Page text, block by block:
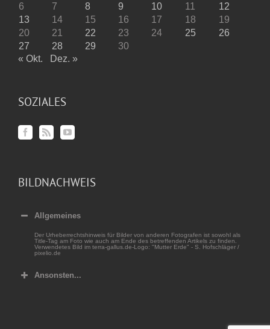
6
7 8 9 10 11
12
13
14 15 16 17 18
19
20
21 22 23 24 25
26
27
28 29
30
« Okt.
Dez. »
SOZIALES
BILDNACHWEIS
Allgemeines
Der Urheberrechtshinweis für Bilder von anderen Fotografen ist sowohl als
Title-Tag am Foto wie auch am Ende des betreffenden Artikels zu finden.
Verwendetes Bild im terra-gallus.de-Logo: "Mutter Erde" - S. Hofschläger /
pixelio.de
Ansonsten...